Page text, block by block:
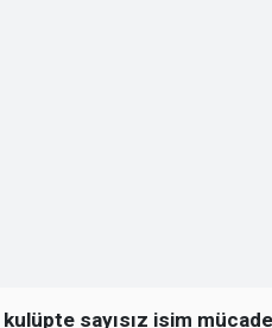
sayısız isim